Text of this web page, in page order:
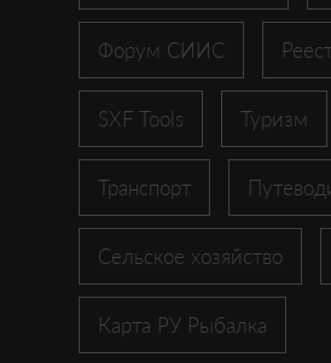
Форум СИИС
SXF Tools Туризм
Транспорт
Сельское хозяйство
Карта РУ Рыбалка